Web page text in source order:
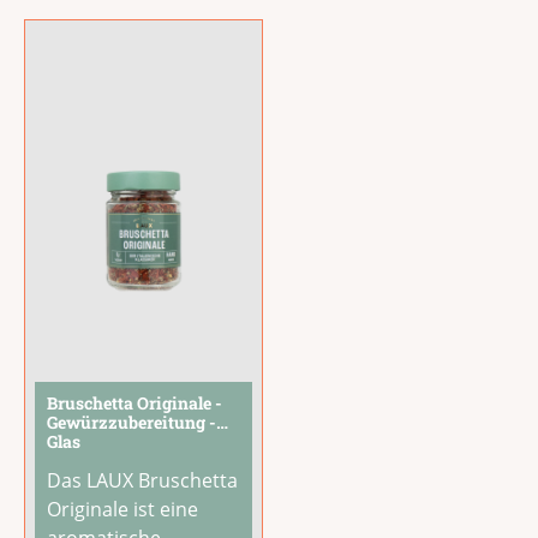
Anstossen bei...
Bruschetta Originale -
Gewürzzubereitung -
Glas
Das LAUX Bruschetta
Originale ist eine